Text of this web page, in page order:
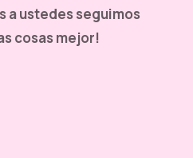
a ustedes seguimos
cosas mejor!